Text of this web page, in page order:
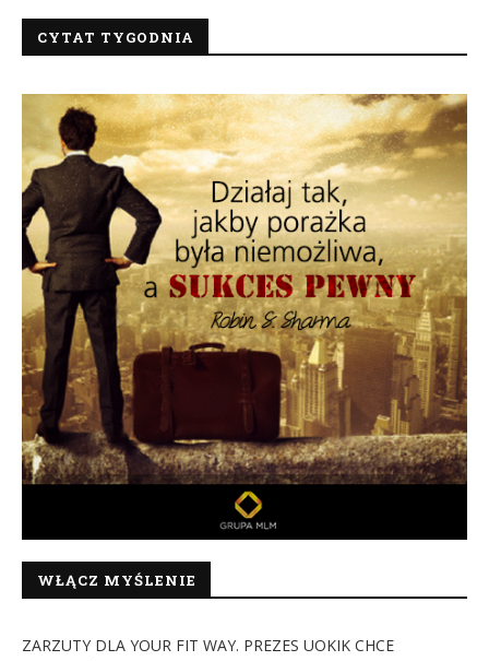
CYTAT TYGODNIA
WŁĄCZ MYŚLENIE
ZARZUTY DLA YOUR FIT WAY. PREZES UOKIK CHCE